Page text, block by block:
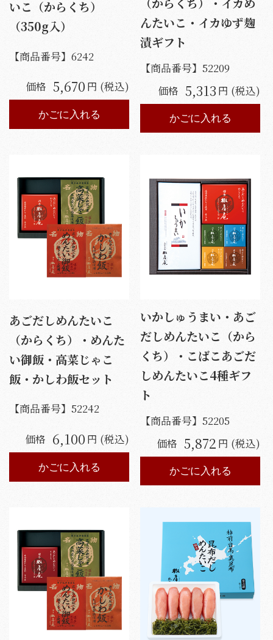
いこ（からくち）
（350g入）
【商品番号】 6242
価格 5,670 円 (税込)
かごに入れる
んたいこ・イカゆず麹
漬ギフト
【商品番号】52209
価格 5,313 円 (税込)
かごに入れる
あごだしめんたいこ
（からくち）・めんた
い御飯・高菜じゃこ
飯・かしわ飯セット
【商品番号】 52242
価格 6,100 円 (税込)
かごに入れる
いかしゅうまい・あご
だしめんたいこ（から
くち）・こばこあごだ
しめんたいこ4種ギフ
ト
【商品番号】52205
価格 5,872 円 (税込)
かごに入れる